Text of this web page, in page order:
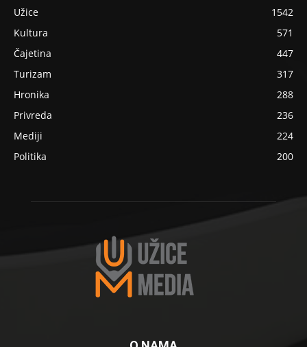
Užice
1542
Kultura
571
Čajetina
447
Turizam
317
Hronika
288
Privreda
236
Mediji
224
Politika
200